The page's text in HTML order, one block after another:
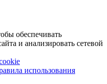
обеспечивать
и анализировать сетевой
использования